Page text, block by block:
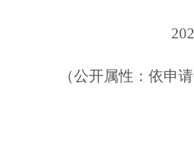
（公开属性：依申请